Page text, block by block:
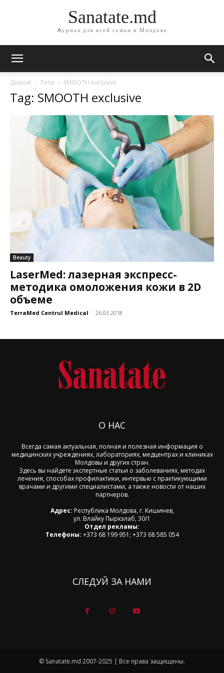
Sanatate.md
Журнал для всей семьи в Молдове
Домой Теги SMOOTH exclusive
Tag: SMOOTH exclusive
Beauty
LaserMed: лазерная экспресс-
методика омоложения кожи в 2D
объеме
TerraMed Centrul Medical - 26.03.2018
О НАС
Всегда самая актуальная, полная и полезная информация о
медицинских учреждениях, лабораториях, медцентрах и клиниках
Молдовы и других стран.
Здесь вы найдете экспертные статьи о заболеваниях, методах
лечения, способах профилактики, интервью с практикующими
врачами и другими специалистами, а также новости от наших
партнеров.
Адрес: Республика Молдова, г. Кишинев,
ул. Влайку Пыркэлаб, 30/1
Отдел рекламы:
Телефоны: +373 68 199 951; +373 68 585 054
СЛЕДУЙ ЗА НАМИ
© Sanatate.md 2007-2025 | Все права защищены.